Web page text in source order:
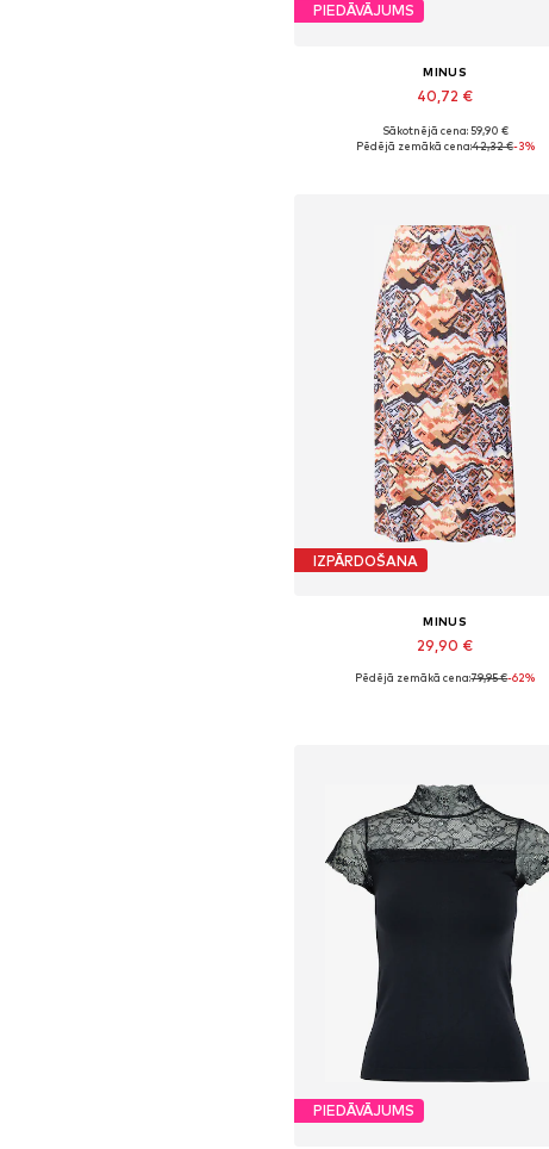
PIEDĀVĀJUMS
MINUS
40,72 €
Pieejamie izmēri: XS, S, M, XL, XXL
Sākotnējā cena: 59,90 €
Pēdējā zemākā cena:42,32 €-3%
IZPĀRDOŠANA
MINUS
29,90 €
Pieejamie izmēri: 34, 38
Pēdējā zemākā cena:79,95 €-62%
PIEDĀVĀJUMS